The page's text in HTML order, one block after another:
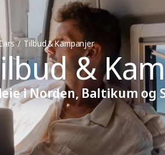
Tilbud & Kampanjer
&
i Norden, Baltikum og